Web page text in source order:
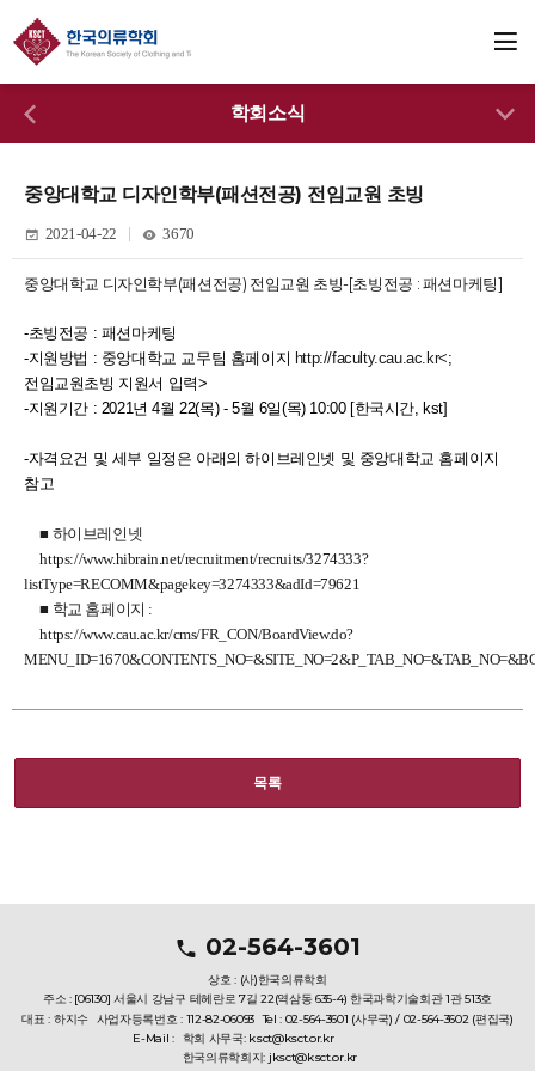
학회소식
중앙대학교 디자인학부(패션전공) 전임교원 초빙
2021-04-22 3670
중앙대학교 디자인학부(패션전공) 전임교원 초빙-[초빙전공 : 패션마케팅]
-초빙전공 : 패션마케팅
-지원방법 : 중앙대학교 교무팀 홈페이지 http://faculty.cau.ac.kr<;
전임교원초빙 지원서 입력>
-지원기간 : 2021년 4월 22(목) - 5월 6일(목) 10:00 [한국시간, kst]
-자격요건 및 세부 일정은 아래의 하이브레인넷 및 중앙대학교 홈페이지
참고
■ 하이브레인넷
https://www.hibrain.net/recruitment/recruits/3274333?
listType=RECOMM&pagekey=3274333&adId=79621
■ 학교 홈페이지 :
https://www.cau.ac.kr/cms/FR_CON/BoardView.do?
목록
02-564-3601
상호 : (사)한국의류학회
주소 : [06130] 서울시 강남구 테헤란로 7길 22(역삼동 635-4) 한국과학기술회관 1관 513호
대표 : 하지수 사업자등록번호 : 112-82-06093 Tel : 02-564-3601 (사무국) / 02-564-3602 (편집국)
E-Mail : 학회 사무국: ksct@ksct.or.kr
한국의류학회지: jksct@ksct.or.kr